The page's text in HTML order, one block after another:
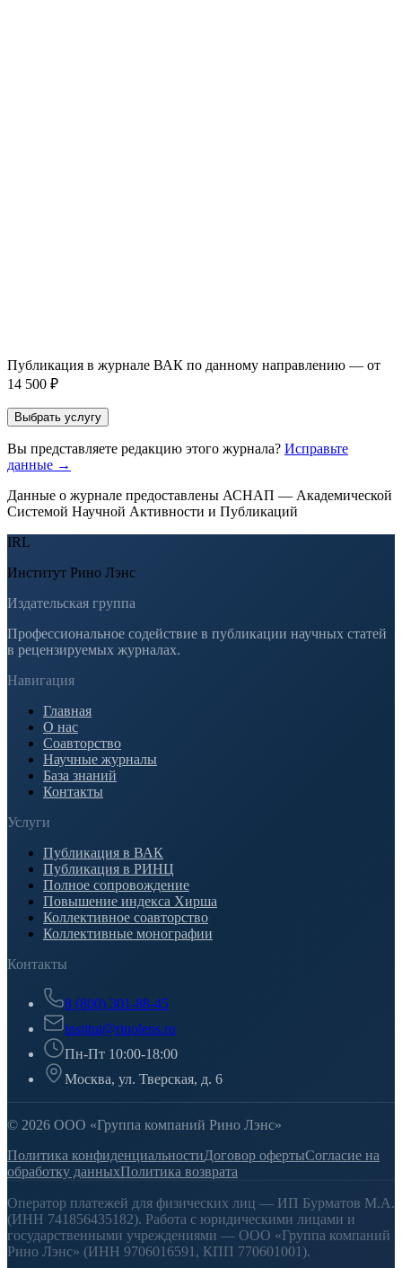
Публикация в журнале ВАК по данному направлению — от
14 500 ₽
Выбрать услугу
Вы представляете редакцию этого журнала? Исправьте
данные →
Данные о журнале предоставлены АСНАП — Академической
Системой Научной Активности и Публикаций
IRL
Институт Рино Лэнс
Издательская группа
Профессиональное содействие в публикации научных статей
в рецензируемых журналах.
Навигация
Главная
О нас
Соавторство
Научные журналы
База знаний
Контакты
Услуги
Публикация в ВАК
Публикация в РИНЦ
Полное сопровождение
Повышение индекса Хирша
Коллективное соавторство
Коллективные монографии
Контакты
8 (800) 301-88-45
institut@rinolens.ru
Пн-Пт 10:00-18:00
Москва, ул. Тверская, д. 6
© 2026 ООО «Группа компаний Рино Лэнс»
Политика конфиденциальностиДоговор офертыСогласие на
обработку данныхПолитика возврата
Оператор платежей для физических лиц — ИП Бурматов М.А.
(ИНН 741856435182). Работа с юридическими лицами и
государственными учреждениями — ООО «Группа компаний
Рино Лэнс» (ИНН 9706016591, КПП 770601001).